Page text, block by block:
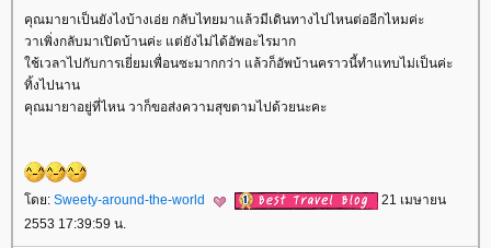
คุณมายาเป็นยังไงบ้างเอ่ย กลับไทยมาแล้วมีเดินทางไปไหนต่ออีกไหมค่ะ
วาเพิ่งกลับมาเปิดบ้านค่ะ แต่ยังไม่ได้อัพอะไรมาก
ช้เวลาไปกับการเยี่ยมเพื่อนซะมากกว่า แล้วก็อัพบ้านคราวนี้ทำแทบไม่เป็นค่ะ
ทิ้งไปนาน
คุณมายาอยู่ที่ไหน วาก็ขอส่งความสุขตามไปด้วยนะคะ
ดย: Sweety-around-the-world
21 เมษายน
2553 17:39:59 น.